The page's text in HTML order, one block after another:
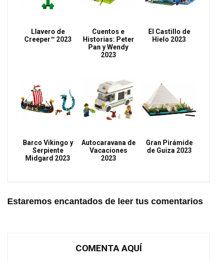
Llavero de
Creeper™ 2023
Cuentos e
Historias: Peter
Pan y Wendy
2023
El Castillo de
Hielo 2023
Barco Vikingo y
Serpiente
Midgard 2023
Autocaravana de
Vacaciones
2023
Gran Pirámide
de Guiza 2023
Estaremos encantados de leer tus comentarios
COMENTA AQUÍ